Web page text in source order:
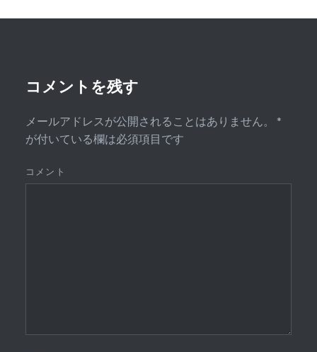
ー
コメントを残す
メールアドレスが公開されることはありません。
*
が付いている欄は必須項目です
コメント